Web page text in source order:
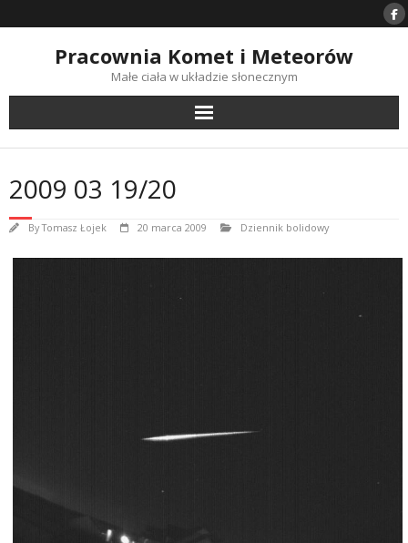
to
Pracownia Komet i Meteorów
Małe ciała w układzie słonecznym
2009 03 19/20
ByTomasz Łojek 20 marca 2009 Dziennik bolidowy